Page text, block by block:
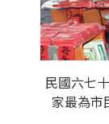
民國六七
家最為市